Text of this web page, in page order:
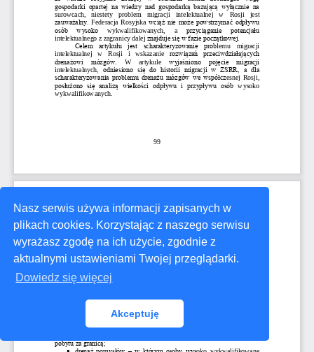
Nasz serwis używa informacji zapisanych w
plikach cookies. Korzystając z naszego serwisu
wyrażasz zgodę na ich użycie, zgodnie z
aktualnymi ustawieniami Twojej przeglądarki.
Dowiedz się więcej
Akceptuję